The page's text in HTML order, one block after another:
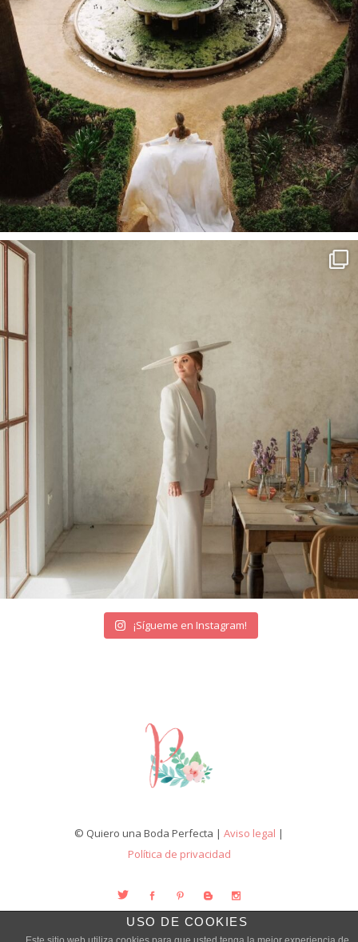
¡Sígueme en Instagram!
© Quiero una Boda Perfecta | Aviso legal |
Política de privacidad
USO DE COOKIES